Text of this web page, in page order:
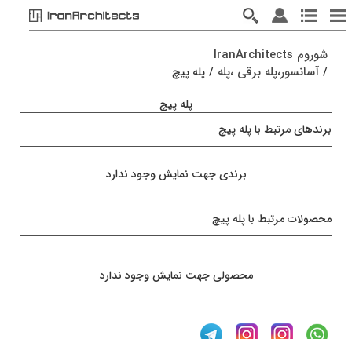
شوروم IranArchitects
/ آسانسور،پله برقی ،پله / پله پیچ
پله پیچ
برندهای مرتبط با پله پیچ
برندی جهت نمایش وجود ندارد
محصولات مرتبط با پله پیچ
محصولی جهت نمایش وجود ندارد